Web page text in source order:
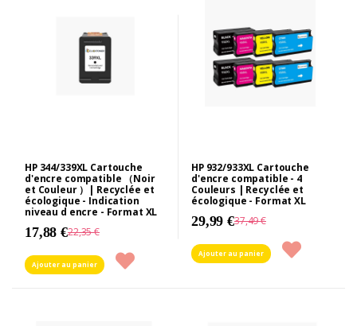
HP 344/339XL Cartouche
d'encre compatible （Noir
et Couleur ）| Recyclée et
écologique - Indication
niveau d encre - Format XL
17,88 €22,35 €
Ajouter au panier
HP 932/933XL Cartouche
d'encre compatible - 4
Couleurs | Recyclée et
écologique - Format XL
29,99 €37,49 €
Ajouter au panier